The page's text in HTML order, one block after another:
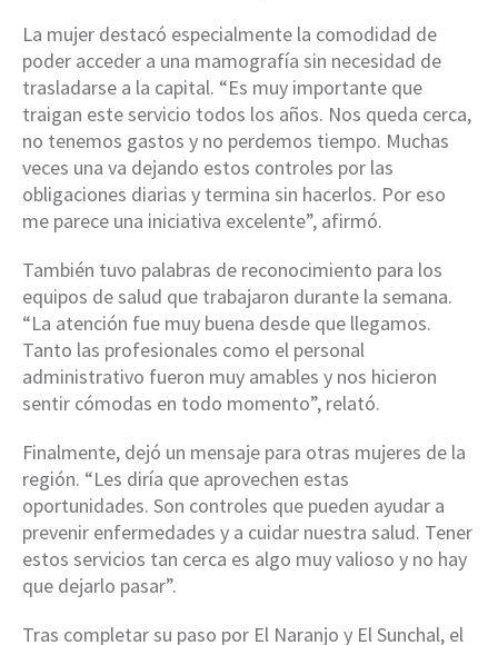
La mujer destacó especialmente la comodidad de
poder acceder a una mamografía sin necesidad de
trasladarse a la capital. “Es muy importante que
traigan este servicio todos los años. Nos queda cerca,
no tenemos gastos y no perdemos tiempo. Muchas
veces una va dejando estos controles por las
obligaciones diarias y termina sin hacerlos. Por eso
me parece una iniciativa excelente”, afirmó.
También tuvo palabras de reconocimiento para los
equipos de salud que trabajaron durante la semana.
“La atención fue muy buena desde que llegamos.
Tanto las profesionales como el personal
administrativo fueron muy amables y nos hicieron
sentir cómodas en todo momento”, relató.
Finalmente, dejó un mensaje para otras mujeres de la
región. “Les diría que aprovechen estas
oportunidades. Son controles que pueden ayudar a
prevenir enfermedades y a cuidar nuestra salud. Tener
estos servicios tan cerca es algo muy valioso y no hay
que dejarlo pasar”.
Tras completar su paso por El Naranjo y El Sunchal, el